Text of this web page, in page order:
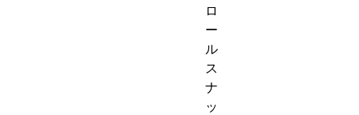
ロ
ー
ル
ス
ナ
ッ